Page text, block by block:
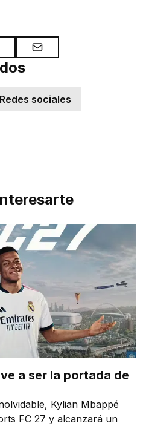
Redes sociales
a ser la portada de
Kylian Mbappé
FC 27 y alcanzará un